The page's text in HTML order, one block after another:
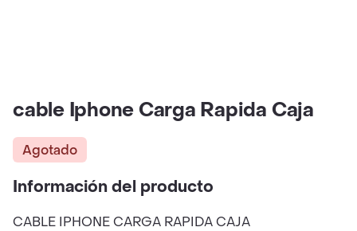
cable Iphone Carga Rapida Caja
Agotado
Información del producto
CABLE IPHONE CARGA RAPIDA CAJA